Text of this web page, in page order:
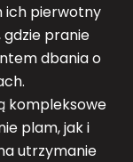
ich pierwotny
gdzie pranie
dbania o
kompleksowe
plam, jak i
utrzymanie